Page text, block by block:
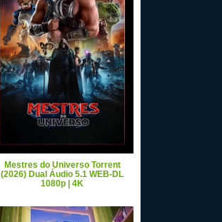
Mestres do Universo Torrent
(2026) Dual Áudio 5.1 WEB-DL
1080p | 4K